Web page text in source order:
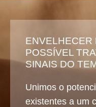
ENVELHECER
POSSÍVEL
SINAIS DO
Unimos o
existentes a um